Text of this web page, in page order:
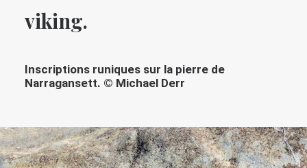
viking.
Inscriptions runiques sur la pierre de
Narragansett. © Michael Derr